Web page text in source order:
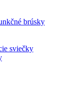
brúsky
sviečky